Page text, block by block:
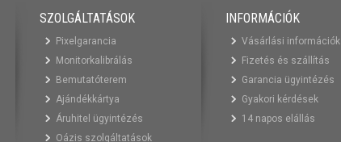
SZOLGÁLTATÁSOK
Pixelgarancia
Monitorkalibrálás
Bemutatóterem
Ajándékkártya
Áruhitel ügyintézés
Oázis szolgáltatások
INFORMÁCIÓK
Vásárlási információk
Fizetés és szállítás
Garancia ügyintézés
Gyakori kérdések
14 napos elállás